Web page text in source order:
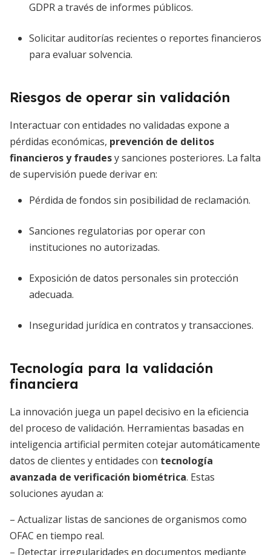
GDPR a través de informes públicos.
Solicitar auditorías recientes o reportes financieros
para evaluar solvencia.
Riesgos de operar sin validación
Interactuar con entidades no validadas expone a
pérdidas económicas, prevención de delitos
financieros y fraudesy sanciones posteriores. La falta
de supervisión puede derivar en:
Pérdida de fondos sin posibilidad de reclamación.
Sanciones regulatorias por operar con
instituciones no autorizadas.
Exposición de datos personales sin protección
adecuada.
Inseguridad jurídica en contratos y transacciones.
Tecnología para la validación
financiera
La innovación juega un papel decisivo en la eficiencia
del proceso de validación. Herramientas basadas en
inteligencia artificial permiten cotejar automáticamente
datos de clientes y entidades con tecnología
avanzada de verificación biométrica. Estas
soluciones ayudan a:
– Actualizar listas de sanciones de organismos como
OFAC en tiempo real.
– Detectar irregularidades en documentos mediante